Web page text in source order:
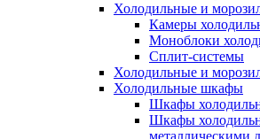
Холодильные и
Камеры
Моноблоки
Сплит-системы
Холодильные и
Холодильные шкафы
Шкафы
Шкафы
металлическими